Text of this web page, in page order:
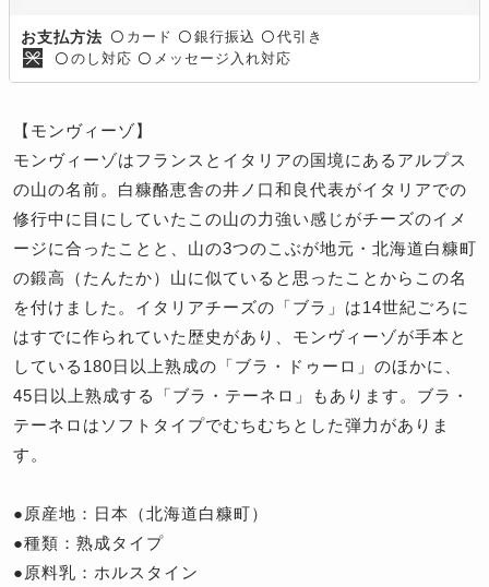
お支払方法 〇 カード 〇 銀行振込 〇 代引き
〇 のし対応 〇 メッセージ入れ対応
【モンヴィーゾ】
モンヴィーゾはフランスとイタリアの国境にあるアルプス
の山の名前。白糠酪恵舎の井ノ口和良代表がイタリアでの
修行中に目にしていたこの山の力強い感じがチーズのイメ
ージに合ったことと、山の3つのこぶが地元・北海道白糠町
の鍛高（たんたか）山に似ていると思ったことからこの名
を付けました。イタリアチーズの「ブラ」は14世紀ごろに
はすでに作られていた歴史があり、モンヴィーゾが手本と
している180日以上熟成の「ブラ・ドゥーロ」のほかに、
45日以上熟成する「ブラ・テーネロ」もあります。ブラ・
テーネロはソフトタイプでむちむちとした弾力がありま
す。
●原産地：日本（北海道白糠町）
●種類：熟成タイプ
●原料乳：ホルスタイン